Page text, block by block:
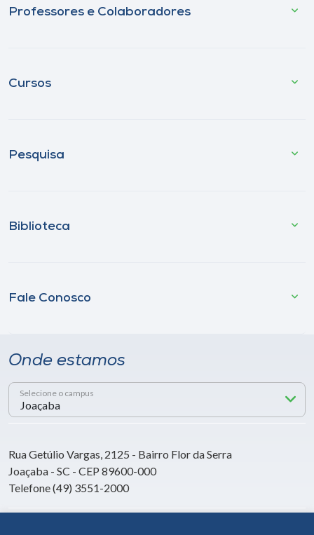
Professores e Colaboradores
Cursos
Pesquisa
Biblioteca
Fale Conosco
Onde estamos
Selecione o campus
Rua Getúlio Vargas, 2125 - Bairro Flor da Serra
Joaçaba - SC - CEP 89600-000
Telefone (49) 3551-2000